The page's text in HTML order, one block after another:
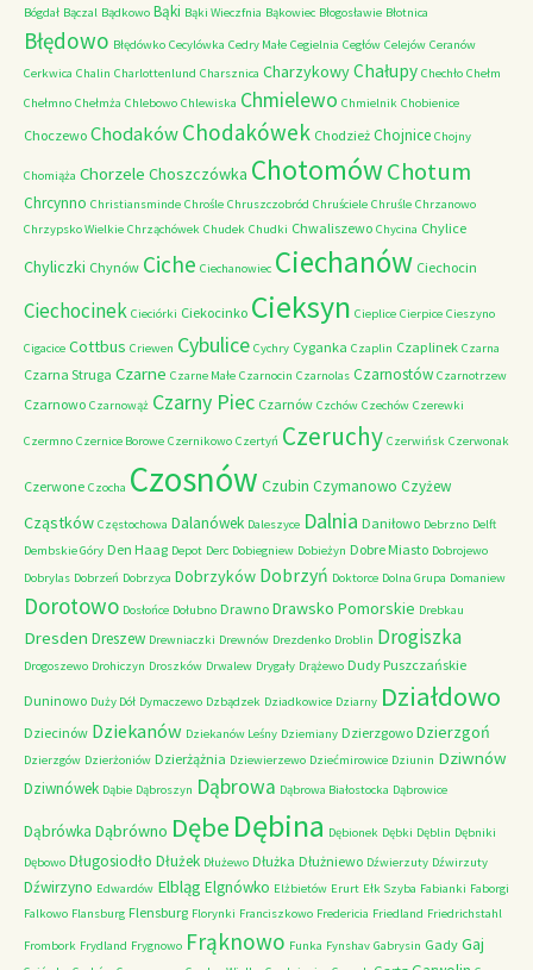
Bógdał Bączal Bądkowo Bąki Bąki Wieczfnia Bąkowiec Błogosławie Błotnica
Błędowo Błędówko Cecylówka Cedry Małe Cegielnia Cegłów Celejów Ceranów
Cerkwica Chalin Charlottenlund Charsznica CharzykowyChałupy Chechło Chełm
Chełmno Chełmża Chlebowo Chlewiska Chmielewo Chmielnik Chobienice
Choczewo ChodakówChodakówek Chodzież Chojnice Chojny
Chomiąża Chorzele Choszczówka ChotomówChotum
Chrcynno Christiansminde Chrośle Chruszczobród Chruściele Chruśle Chrzanowo
Chrzypsko Wielkie Chrząchówek Chudek Chudki Chwaliszewo Chycina Chylice
Chyliczki Chynów Ciche Ciechanowiec Ciechanów Ciechocin
Ciechocinek Cieciórki Ciekocinko Cieksyn Cieplice Cierpice Cieszyno
Cigacice Cottbus Criewen Cybulice Cychry Cyganka Czaplin Czaplinek Czarna
Czarna Struga Czarne Czarne Małe Czarnocin Czarnolas Czarnostów Czarnotrzew
Czarnowo Czarnowąż Czarny Piec Czarnów Czchów Czechów Czerewki
Czermno Czernice Borowe Czernikowo Czertyń Czeruchy Czerwińsk Czerwonak
Czerwone Czocha Czosnów Czubin Czymanowo Czyżew
Cząstków Częstochowa Dalanówek Daleszyce Dalnia Daniłowo Debrzno Delft
Dembskie Góry Den Haag Depot Derc Dobiegniew Dobieżyn Dobre Miasto Dobrojewo
Dobrylas Dobrzeń Dobrzyca Dobrzyków Dobrzyń Doktorce Dolna Grupa Domaniew
Dorotowo Dosłońce Dołubno Drawno Drawsko Pomorskie Drebkau
Dresden Dreszew Drewniaczki Drewnów Drezdenko Droblin Drogiszka
Drogoszewo Drohiczyn Droszków Drwalew Drygały Drążewo Dudy Puszczańskie
Duninowo Duży Dół Dymaczewo Dzbądzek Dziadkowice Dziarny Działdowo
Dziecinów Dziekanów Dziekanów Leśny Dziemiany Dzierzgowo Dzierzgoń
Dzierzgów Dzierżoniów Dzierżążnia Dziewierzewo Dziećmirowice Dziunin Dziwnów
Dziwnówek Dąbie Dąbroszyn Dąbrowa Dąbrowa Białostocka Dąbrowice
Dąbrówka Dąbrówno Dębe Dębina Dębionek Dębki Dęblin Dębniki
Dębowo Długosiodło Dłużek Dłużewo Dłużka Dłużniewo Dźwierzuty Dźwirzuty
Dźwirzyno Edwardów Elbląg Elgnówko Elżbietów Erurt Ełk Szyba Fabianki Faborgi
Falkowo Flansburg Flensburg Florynki Franciszkowo Fredericia Friedland Friedrichstahl
Frombork Frydland Frygnowo Frąknowo Funka Fynshav Gabrysin Gady Gaj